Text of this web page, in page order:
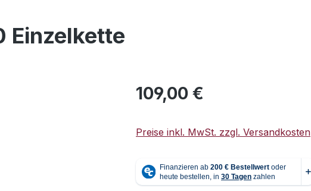
Einzelkette
Regulärer Preis:
109,00 €
Preise inkl. MwSt. zzgl. Versandkosten